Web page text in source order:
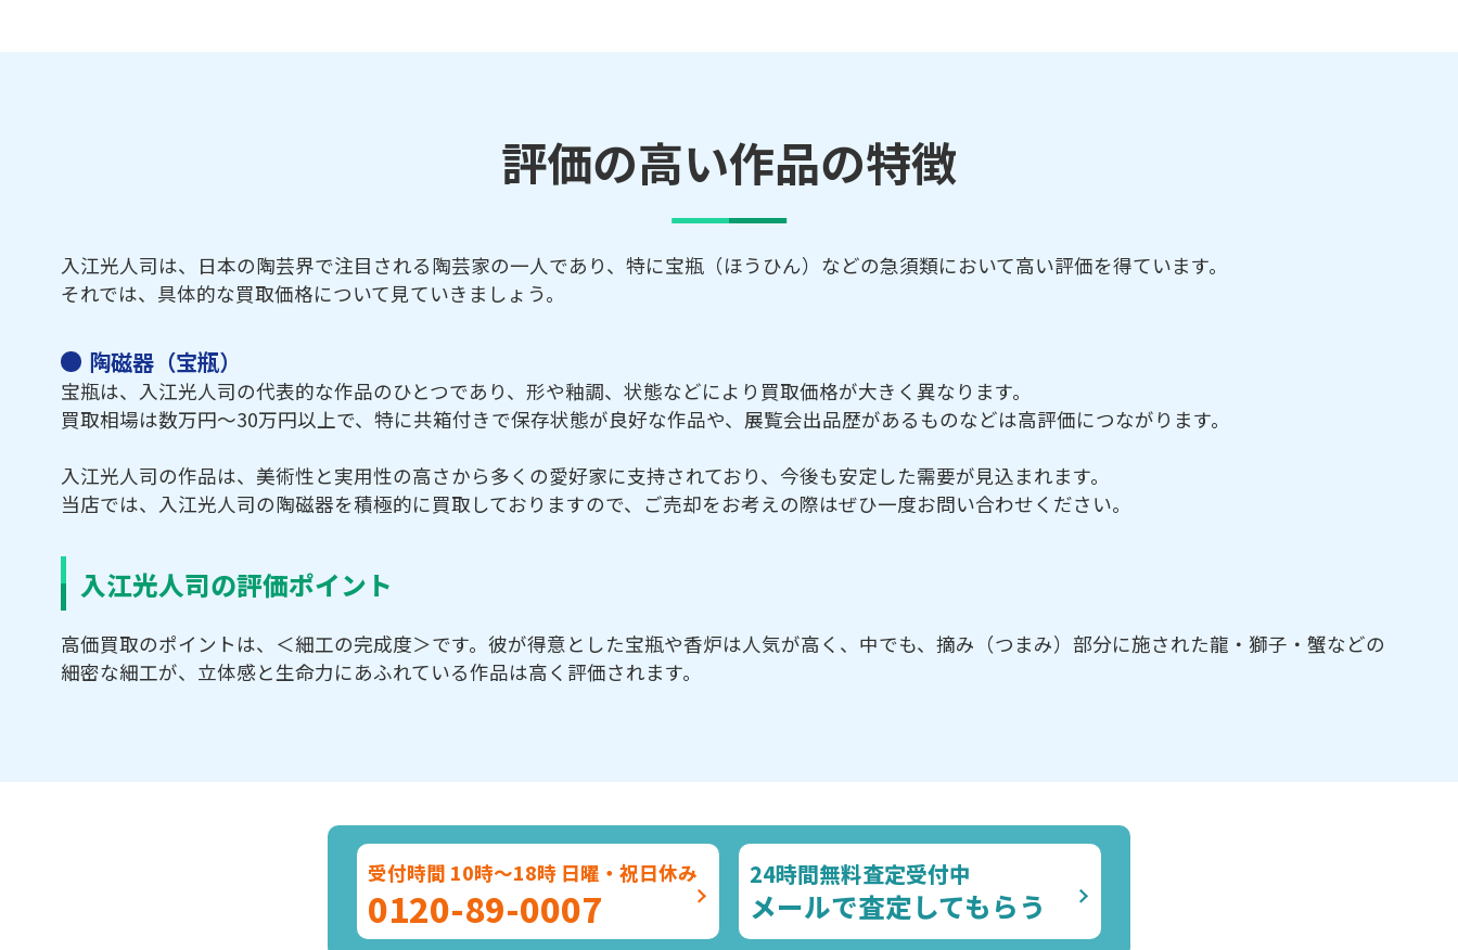
評価の高い作品の特徴
入江光人司は、日本の陶芸界で注目される陶芸家の一人であり、特に宝瓶（ほうひん）などの急須類において高い評価を得ています。
それでは、具体的な買取価格について見ていきましょう。
陶磁器（宝瓶）
宝瓶は、入江光人司の代表的な作品のひとつであり、形や釉調、状態などにより買取価格が大きく異なります。
買取相場は数万円～30万円以上で、特に共箱付きで保存状態が良好な作品や、展覧会出品歴があるものなどは高評価につながります。
入江光人司の作品は、美術性と実用性の高さから多くの愛好家に支持されており、今後も安定した需要が見込まれます。
当店では、入江光人司の陶磁器を積極的に買取しておりますので、ご売却をお考えの際はぜひ一度お問い合わせください。
入江光人司の評価ポイント
高価買取のポイントは、＜細工の完成度＞です。彼が得意とした宝瓶や香炉は人気が高く、中でも、摘み（つまみ）部分に施された龍・獅子・蟹などの
細密な細工が、立体感と生命力にあふれている作品は高く評価されます。
受付時間 10時～18時 日曜・祝日休み
0120-89-0007
24時間無料査定受付中
メールで査定してもらう